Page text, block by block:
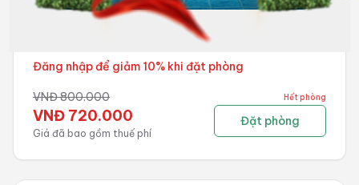
Bàn trang điểm
Đăng nhập để giảm 10% khi đặt phòng
VNĐ800.000
VNĐ 720.000
Giá đã bao gồm thuế phí
Hết phòng
Đặt phòng